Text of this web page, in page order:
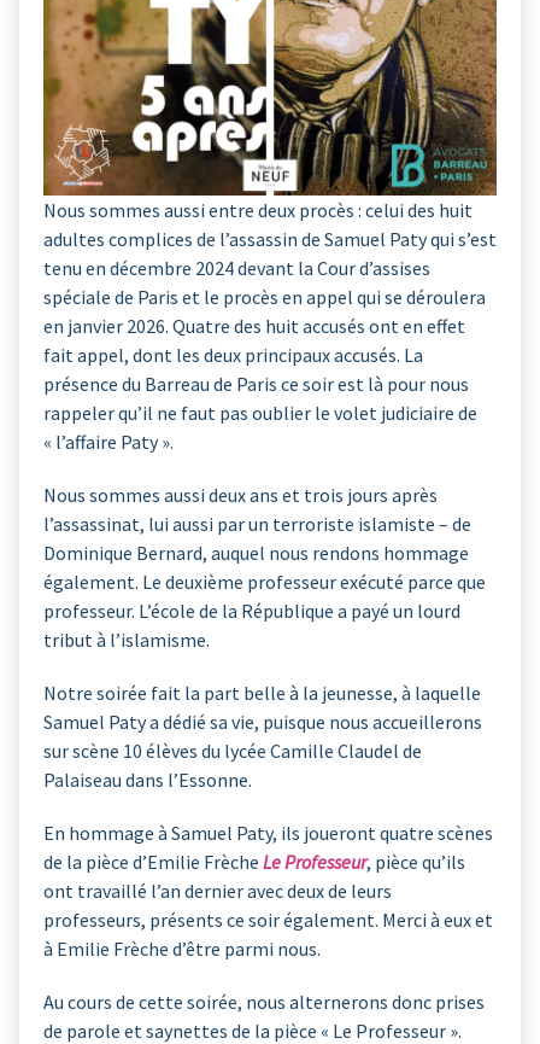
Nous sommes aussi entre deux procès : celui des huit
adultes complices de l’assassin de Samuel Paty qui s’est
tenu en décembre 2024 devant la Cour d’assises
spéciale de Paris et le procès en appel qui se déroulera
en janvier 2026. Quatre des huit accusés ont en effet
fait appel, dont les deux principaux accusés. La
présence du Barreau de Paris ce soir est là pour nous
rappeler qu’il ne faut pas oublier le volet judiciaire de
« l’affaire Paty ».
Nous sommes aussi deux ans et trois jours après
l’assassinat, lui aussi par un terroriste islamiste – de
Dominique Bernard, auquel nous rendons hommage
également. Le deuxième professeur exécuté parce que
professeur. L’école de la République a payé un lourd
tribut à l’islamisme.
Notre soirée fait la part belle à la jeunesse, à laquelle
Samuel Paty a dédié sa vie, puisque nous accueillerons
sur scène 10 élèves du lycée Camille Claudel de
Palaiseau dans l’Essonne.
En hommage à Samuel Paty, ils joueront quatre scènes
de la pièce d’Emilie Frèche Le Professeur, pièce qu’ils
ont travaillé l’an dernier avec deux de leurs
professeurs, présents ce soir également. Merci à eux et
à Emilie Frèche d’être parmi nous.
Au cours de cette soirée, nous alternerons donc prises
de parole et saynettes de la pièce « Le Professeur ».